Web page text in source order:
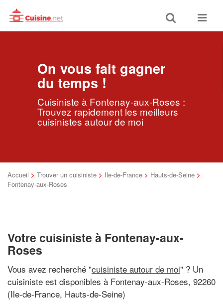
Toggle
search
Toggle
On vous fait gagner
du temps !
Cuisiniste à Fontenay-aux-Roses :
Trouvez rapidement les meilleurs
cuisinistes autour de moi
Accueil > Trouver un cuisiniste > Ile-de-France > Hauts-de-Seine >
Fontenay-aux-Roses
Votre cuisiniste à Fontenay-aux-
Roses
Vous avez recherché "cuisiniste autour de moi" ? Un
cuisiniste est disponibles à Fontenay-aux-Roses, 92260
(Ile-de-France, Hauts-de-Seine)